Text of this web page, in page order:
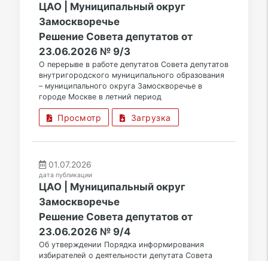
ЦАО | Муниципальный округ
Замоскворечье
Решение Совета депутатов от
23.06.2026 № 9/3
О перерыве в работе депутатов Совета депутатов
внутригородского муниципального образования
– муниципального округа Замоскворечье в
городе Москве в летний период
Просмотр Загрузка
01.07.2026
дата публикации
ЦАО | Муниципальный округ
Замоскворечье
Решение Совета депутатов от
23.06.2026 № 9/4
Об утверждении Порядка информирования
избирателей о деятельности депутата Совета